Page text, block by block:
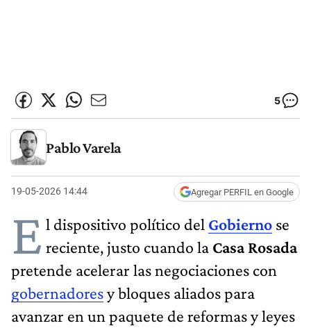
5
Pablo Varela
19-05-2026 14:44 Agregar PERFIL en Google
E l dispositivo político del Gobierno se
reciente, justo cuando la Casa Rosada
pretende acelerar las negociaciones con
gobernadoresy bloques aliados para
avanzar en un paquete de reformas y leyes